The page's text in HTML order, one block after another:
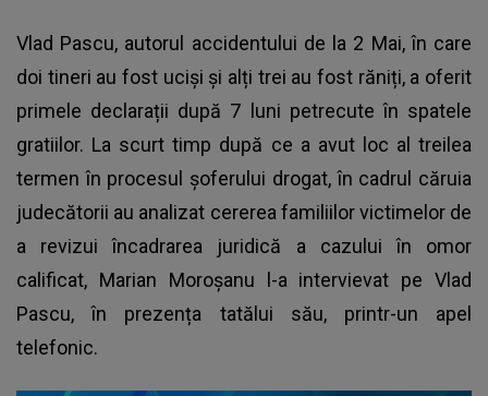
Vlad Pascu, autorul accidentului de la 2 Mai, în care
doi tineri au fost uciși și alți trei au fost răniți, a oferit
primele declarații după 7 luni petrecute în spatele
gratiilor. La scurt timp după ce a avut loc al treilea
termen în procesul șoferului drogat, în cadrul căruia
judecătorii au analizat cererea familiilor victimelor de
a revizui încadrarea juridică a cazului în omor
calificat, Marian Moroșanu l-a intervievat pe Vlad
Pascu, în prezența tatălui său, printr-un apel
telefonic.